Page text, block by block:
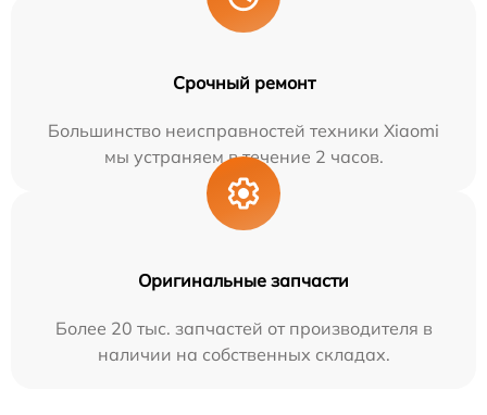
Срочный ремонт
Большинство неисправностей техники Xiaomi
мы устраняем в течение 2 часов.
Оригинальные запчасти
Более 20 тыс. запчастей от производителя в
наличии на собственных складах.